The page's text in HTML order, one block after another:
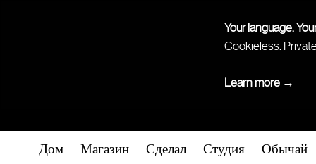
Your language.
Cookieless.
Learn more →
Дом Магазин Сделал Студия Обычай